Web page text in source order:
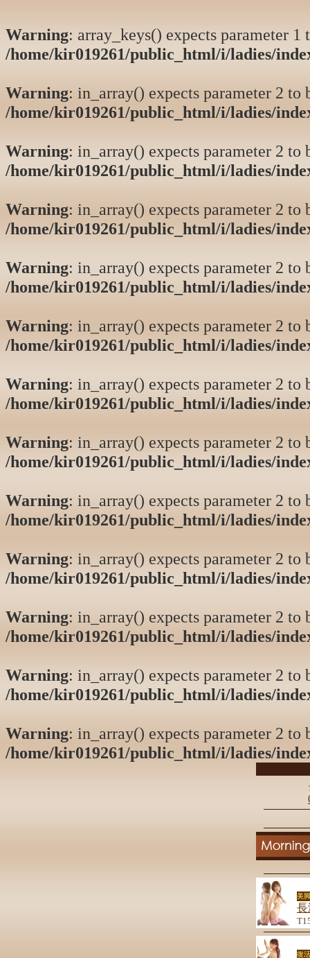
Warning: array_keys() expects parameter
/home/kir019261/public_html/i/ladies/
Warning: in_array() expects parameter 2 to
/home/kir019261/public_html/i/ladies/
Warning: in_array() expects parameter 2 to
/home/kir019261/public_html/i/ladies/
Warning: in_array() expects parameter 2 to
/home/kir019261/public_html/i/ladies/
Warning: in_array() expects parameter 2 to
/home/kir019261/public_html/i/ladies/
Warning: in_array() expects parameter 2 to
/home/kir019261/public_html/i/ladies/
Warning: in_array() expects parameter 2 to
/home/kir019261/public_html/i/ladies/
Warning: in_array() expects parameter 2 to
/home/kir019261/public_html/i/ladies/
Warning: in_array() expects parameter 2 to
/home/kir019261/public_html/i/ladies/
Warning: in_array() expects parameter 2 to
/home/kir019261/public_html/i/ladies/
Warning: in_array() expects parameter 2 to
/home/kir019261/public_html/i/ladies/
Warning: in_array() expects parameter 2 to
/home/kir019261/public_html/i/ladies/
Warning: in_array() expects parameter 2 to
/home/kir019261/public_html/i/ladies/
美
長
復